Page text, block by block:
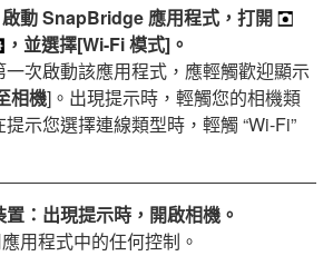
動SnapBridge應用程式，打開
，並選擇[Wi-Fi 模式]。
一次啟動該應用程式，應輕觸歡迎顯示
相機]。出現提示時，輕觸您的相機類
示您選擇連線類型時，輕觸 “Wi-Fi”
：出現提示時，開啟相機。
用程式中的任何控制。